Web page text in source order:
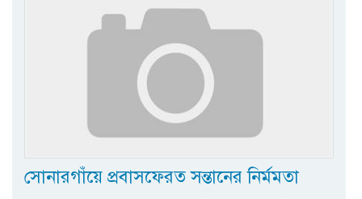
সোনারগাঁয়ে প্রবাসফেরত সন্তানের নির্মমতা